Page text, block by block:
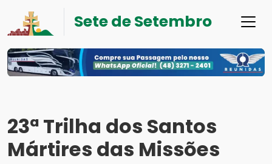
Sete de Setembro
23ª Trilha dos Santos
Mártires das Missões